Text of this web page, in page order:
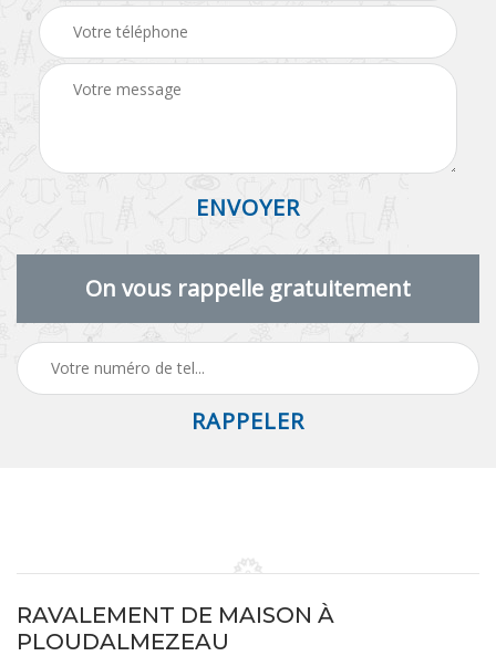
On vous rappelle gratuitement
RAVALEMENT DE MAISON À
PLOUDALMEZEAU